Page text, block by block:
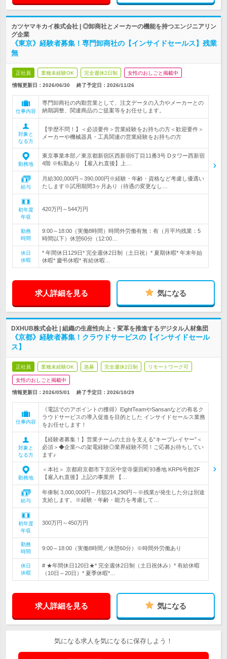
カツヤマキカイ株式会社 | ◎卸商社とメーカーの機能を持つエンジニアリン
グ企業
《東京》経験者募集！専門卸商社の【インサイドセールス】残業
無
正社員 業種未経験OK 完全週休2日制 女性のおしごと掲載中
情報更新日：2026/06/30 終了予定日： 2026/11/26
仕事内容
専門卸商社の内勤営業として、注文データの入力やメーカーとの
納期調整、関連商品のご提案等をお任せします。
対象と
なる方
【学歴不問！】＜必須要件＞営業経験をお持ちの方＜歓迎要件＞
メーカーや機械器具・工具関連の営業経験をお持ちの方
勤務地
東京事業本部／東京都新宿区西新宿6丁目11番3号 Dタワー西新宿
4階 ※転勤あり 【雇入れ直後】上…
給与
月給300,000円～390,000円※経験・年齢・資格など考慮し優遇い
たします※試用期間3ヶ月あり（待遇の変更なし…
初年度
年収
420万円～544万円
勤務
時間
9:00～18:00（実働8時間）時間外労働有無：有（月平均残業：5
時間以下）休憩60分（12:00…
休日
休暇
* 年間休日129日* 完全週休2日制（土日祝）* 夏期休暇* 年末年始
休暇* 慶弔休暇* 有給休暇…
求人詳細を見る 気になる
DXHUB株式会社 | 組織の生産性向上・変革を推進するデジタル人材集団
《京都》経験者募集！クラウドサービスの【インサイドセール
ス】
正社員 業種未経験OK 急募 完全週休2日制 リモートワーク可
女性のおしごと掲載中
情報更新日：2026/05/01 終了予定日： 2026/10/29
仕事内容
《電話でのアポイントの獲得》EightTeamやSansanなどの有名ク
ラウドサービスの導入促進を目的とした インサイドセールス業務
をお任せします！
対象と
なる方
【経験者募集！】営業チームの土台を支える“キープレイヤー”＜
必須＞◆企業への架電経験◎業界経験不問！ご応募お待ちしてい
ます♪
勤務地
＜本社＞ 京都府京都市下京区中堂寺粟田町93番地 KRP6号館2F
【雇入れ直後】上記の事業所 【…
給与
年俸制 3,000,000円～月額214,290円～※残業が発生した分は別途
支給します。※経験・年齢・能力を考慮して…
初年度
年収
300万円～450万円
勤務
時間
9:00～18:00（実働8時間／休憩60分）※時間外労働あり
休日
休暇
# ★年間休日120日★* 完全週休2日制（土日祝休み）* 有給休暇
（10日～20日）* 夏季休暇*…
求人詳細を見る 気になる
気になる求人を気になるに保存しよう！